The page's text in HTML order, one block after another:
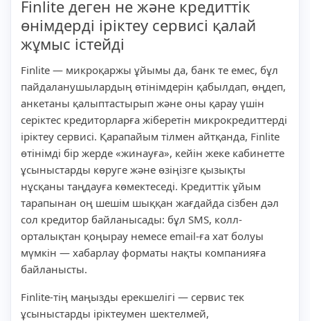
Finlite деген не және кредиттік
өнімдерді іріктеу сервисі қалай
жұмыс істейді
Finlite — микроқаржы ұйымы да, банк те емес, бұл
пайдаланушылардың өтінімдерін қабылдап, өңдеп,
анкетаны қалыптастырып және оны қарау үшін
серіктес кредиторларға жіберетін микрокредиттерді
іріктеу сервисі. Қарапайым тілмен айтқанда, Finlite
өтінімді бір жерде «жинауға», кейін жеке кабинетте
ұсыныстарды көруге және өзіңізге қызықты
нұсқаны таңдауға көмектеседі. Кредиттік ұйым
тарапынан оң шешім шыққан жағдайда сізбен дәл
сол кредитор байланысады: бұл SMS, колл-
орталықтан қоңырау немесе email-ға хат болуы
мүмкін — хабарлау форматы нақты компанияға
байланысты.
Finlite-тің маңызды ерекшелігі — сервис тек
ұсыныстарды іріктеумен шектелмей,